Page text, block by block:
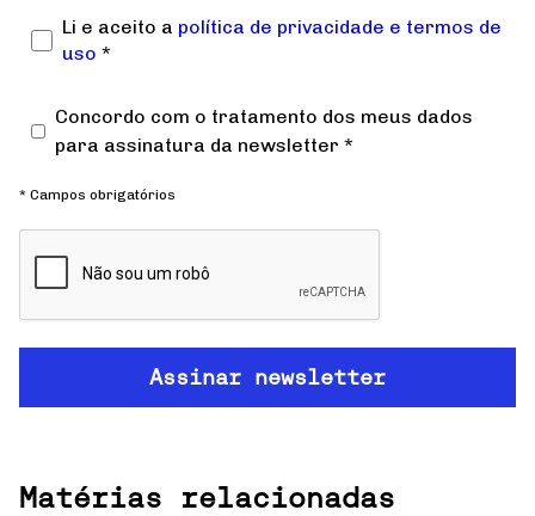
Li e aceito a política de privacidade e termos de
uso *
Concordo com o tratamento dos meus dados
para assinatura da newsletter *
* Campos obrigatórios
Matérias relacionadas